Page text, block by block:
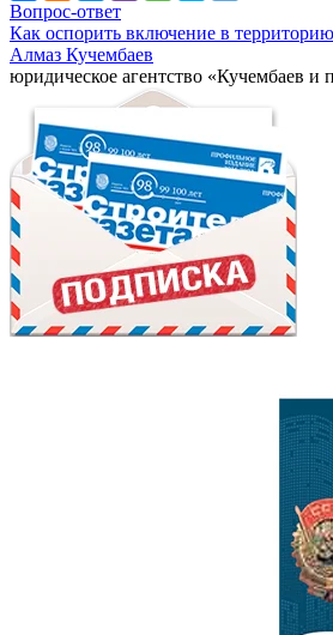
Вопрос-ответ
Как оспорить включение в
Алмаз Кучембаев
юридическое агентство «Кучембаев и